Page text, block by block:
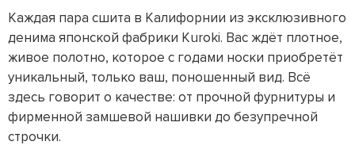
Каждая пара сшита в Калифорнии из эксклюзивного
денима японской фабрики Kuroki. Вас ждёт плотное,
живое полотно, которое с годами носки приобретёт
уникальный, только ваш, поношенный вид. Всё
здесь говорит о качестве: от прочной фурнитуры и
фирменной замшевой нашивки до безупречной
строчки.